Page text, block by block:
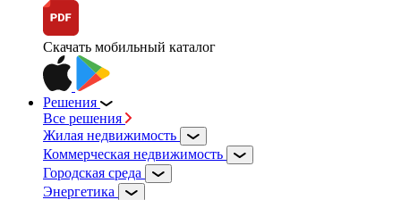
Скачать мобильный каталог
Решения
Все решения
Жилая недвижимость
Коммерческая недвижимость
Городская среда
Энергетика